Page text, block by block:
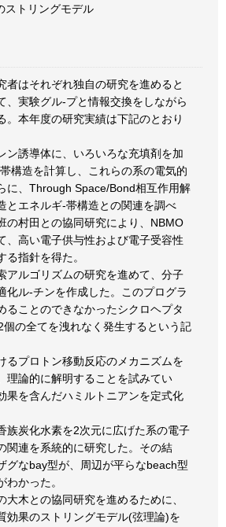
ストリングモデル
者はそれぞれ独自の研究を進めると
、実験グル-プと情報交換をしながら
。本年度の研究実績は下記のとおり
ン誘導体に、いろいろな充填剤を加
構造を計算し、これらの系の電気的
に、Through Space/Bond相互作用解
とエネルギ-帯構造との関連を調べ
の村田との協同研究により、NBMO
、高い電子供与性および電子受容性
る指針を得た。
アルゴリズムの研究を進めて、分子
化ル-チンを作成した。このプログラ
ることのできなかったシクロヘプタ
の全てを洩れなく発生するという記
るプロトン移動反応のメカニズムを
理論的に解明することを試みてい
果を含んだハミルトニアンを定式化
族炭化水素を2次元に広げた系の電子
関連を系統的に研究した。その結
グなbay型が、周辺が平らなbeach型
わかった。
大木との協同研究を進めるために、
効果のストリングモデル(弦理論)を